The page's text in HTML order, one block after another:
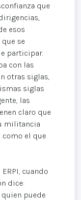
que
esos
se
participar.
con las
otras siglas,
siglas
las
claro que
militancia
el que
cuando
dice:
puede